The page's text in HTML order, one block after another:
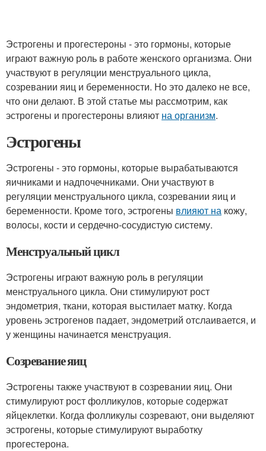
Эстрогены и прогестероны - это гормоны, которые
играют важную роль в работе женского организма. Они
участвуют в регуляции менструального цикла,
созревании яиц и беременности. Но это далеко не все,
что они делают. В этой статье мы рассмотрим, как
эстрогены и прогестероны влияют на организм.
Эстрогены
Эстрогены - это гормоны, которые вырабатываются
яичниками и надпочечниками. Они участвуют в
регуляции менструального цикла, созревании яиц и
беременности. Кроме того, эстрогены влияют на кожу,
волосы, кости и сердечно-сосудистую систему.
Менструальный цикл
Эстрогены играют важную роль в регуляции
менструального цикла. Они стимулируют рост
эндометрия, ткани, которая выстилает матку. Когда
уровень эстрогенов падает, эндометрий отслаивается, и
у женщины начинается менструация.
Созревание яиц
Эстрогены также участвуют в созревании яиц. Они
стимулируют рост фолликулов, которые содержат
яйцеклетки. Когда фолликулы созревают, они выделяют
эстрогены, которые стимулируют выработку
прогестерона.